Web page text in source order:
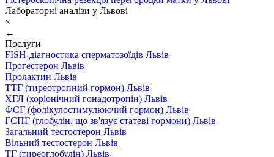
Лабораторні аналізи у Львові
×
←
Послуги
FISH-діагностика сперматозоїдів Львів
Прогестерон Львів
Пролактин Львів
ТТГ (тиреотропний гормон) Львів
ХГЛ (хоріонічний гонадотропін) Львів
ФСГ (фолікулостимулюючий гормон) Львів
ГСПГ (глобулін, що зв'язує статеві гормони) Львів
Загальний тестостерон Львів
Вільний тестостерон Львів
ТГ (тиреоглобулін) Львів